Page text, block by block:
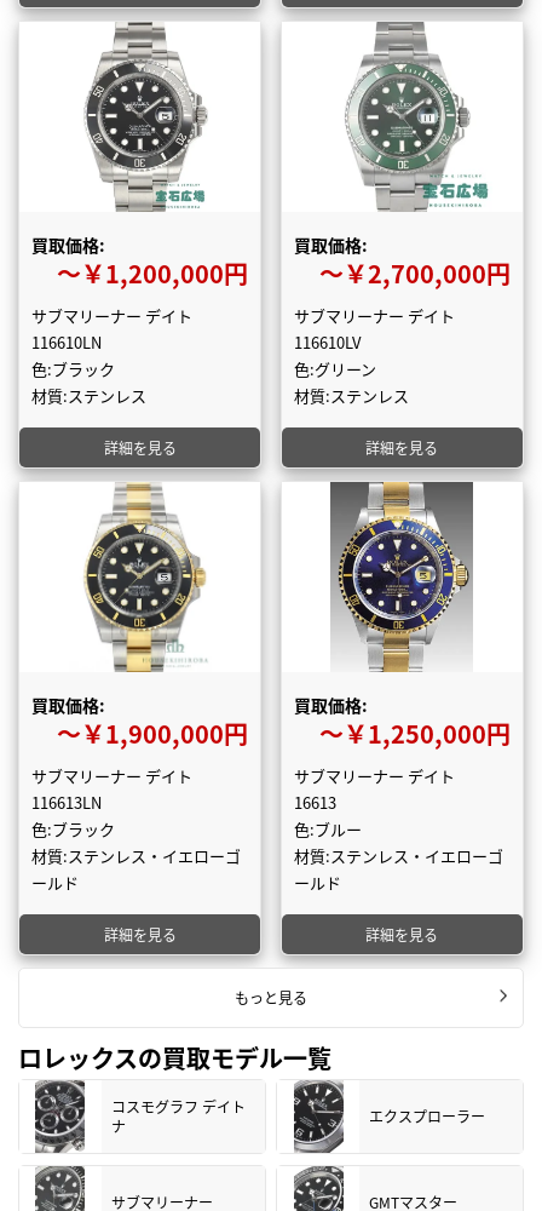
買取価格:
〜￥1,200,000円
サブマリーナー デイト
116610LN
色:ブラック
材質:ステンレス
詳細を見る
買取価格:
〜￥2,700,000円
サブマリーナー デイト
116610LV
色:グリーン
材質:ステンレス
詳細を見る
買取価格:
〜￥1,900,000円
サブマリーナー デイト
116613LN
色:ブラック
材質:ステンレス・イエローゴ
ールド
詳細を見る
買取価格:
〜￥1,250,000円
サブマリーナー デイト
16613
色:ブルー
材質:ステンレス・イエローゴ
ールド
詳細を見る
もっと見る
ロレックスの買取モデル一覧
コスモグラフ デイト
ナ
エクスプローラー
サブマリーナー GMTマスター